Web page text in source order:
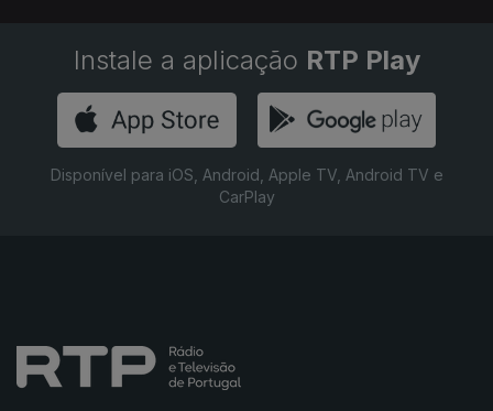
Instale a aplicação RTP Play
Disponível para iOS, Android, Apple TV, Android TV e
CarPlay